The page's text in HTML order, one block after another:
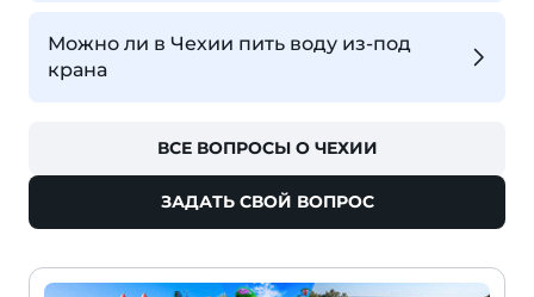
Можно ли в Чехии пить воду из-под
крана
ВСЕ ВОПРОСЫ О ЧЕХИИ
ЗАДАТЬ СВОЙ ВОПРОС